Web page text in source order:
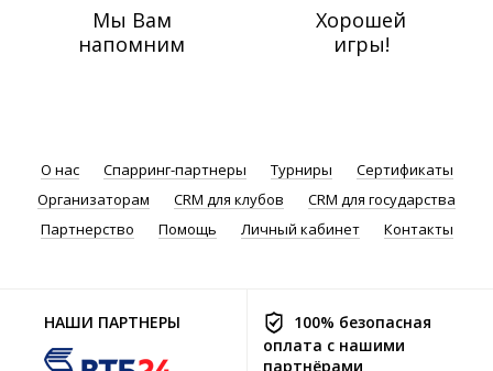
Мы Вам
напомним
Хорошей
игры!
О нас Спарринг-партнеры Турниры
Сертификаты
Организаторам
CRM для клубов
CRM для государства
Партнерство
Помощь Личный кабинет Контакты
НАШИ ПАРТНЕРЫ
100% безопасная
оплата с нашими
партнёрами